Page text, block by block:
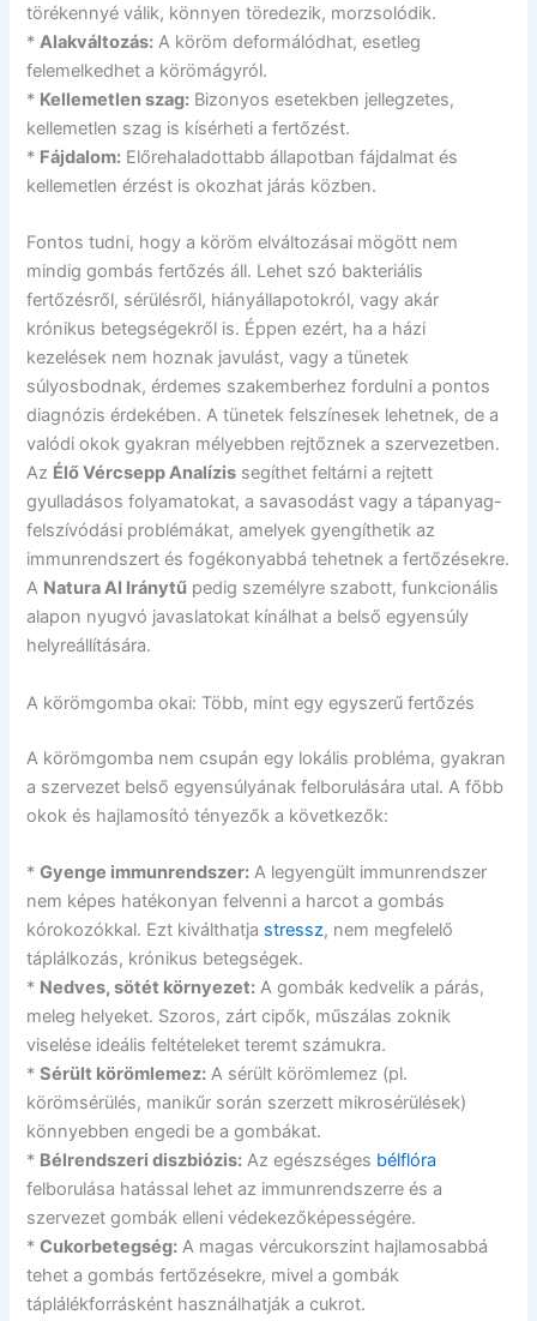
törékennyé válik, könnyen töredezik, morzsolódik.
*Alakváltozás: A köröm deformálódhat, esetleg
felemelkedhet a körömágyról.
* Kellemetlen szag: Bizonyos esetekben jellegzetes,
kellemetlen szag is kísérheti a fertőzést.
* Fájdalom: Előrehaladottabb állapotban fájdalmat és
kellemetlen érzést is okozhat járás közben.
Fontos tudni, hogy a köröm elváltozásai mögött nem
mindig gombás fertőzés áll. Lehet szó bakteriális
fertőzésről, sérülésről, hiányállapotokról, vagy akár
krónikus betegségekről is. Éppen ezért, ha a házi
kezelések nem hoznak javulást, vagy a tünetek
súlyosbodnak, érdemes szakemberhez fordulni a pontos
diagnózis érdekében. A tünetek felszínesek lehetnek, de a
valódi okok gyakran mélyebben rejtőznek a szervezetben.
Az Élő Vércsepp Analízis segíthet feltárni a rejtett
gyulladásos folyamatokat, a savasodást vagy a tápanyag-
felszívódási problémákat, amelyek gyengíthetik az
immunrendszert és fogékonyabbá tehetnek a fertőzésekre.
A Natura AI Iránytű pedig személyre szabott, funkcionális
alapon nyugvó javaslatokat kínálhat a belső egyensúly
helyreállítására.
A körömgomba okai: Több, mint egy egyszerű fertőzés
A körömgomba nem csupán egy lokális probléma, gyakran
a szervezet belső egyensúlyának felborulására utal. A főbb
okok és hajlamosító tényezők a következők:
*Gyenge immunrendszer: A legyengült immunrendszer
nem képes hatékonyan felvenni a harcot a gombás
kórokozókkal. Ezt kiválthatja stressz, nem megfelelő
táplálkozás, krónikus betegségek.
* Nedves, sötét környezet: A gombák kedvelik a párás,
meleg helyeket. Szoros, zárt cipők, műszálas zoknik
viselése ideális feltételeket teremt számukra.
*Sérült körömlemez: A sérült körömlemez (pl.
körömsérülés, manikűr során szerzett mikrosérülések)
könnyebben engedi be a gombákat.
* Bélrendszeri diszbiózis: Az egészséges bélflóra
felborulása hatással lehet az immunrendszerre és a
szervezet gombák elleni védekezőképességére.
*Cukorbetegség: A magas vércukorszint hajlamosabbá
tehet a gombás fertőzésekre, mivel a gombák
táplálékforrásként használhatják a cukrot.